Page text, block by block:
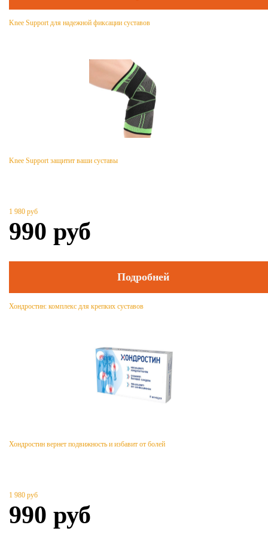
Knee Support для надежной фиксации суставов
Knee Support защитит ваши суставы
1 980 руб
990 руб
Подробней
Хондростин: комплекс для крепких суставов
Хондростин вернет подвижность и избавит от болей
1 980 руб
990 руб